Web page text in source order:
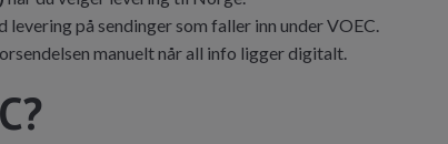
levering på sendinger som faller inn under VOEC.
manuelt når all info ligger digitalt.